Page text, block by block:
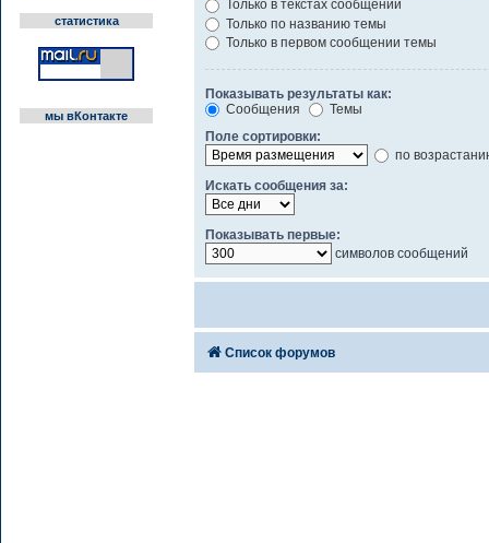
статистика
мы вКонтакте
Только в текстах сообщений
Только по названию темы
Только в первом сообщении темы
Показывать результаты как:
Сообщения
Темы
Поле сортировки:
по
Искать сообщения за:
Показывать первые:
символов сообщений
Список форумов